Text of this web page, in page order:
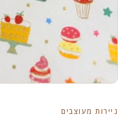
ניירות מעוצבים